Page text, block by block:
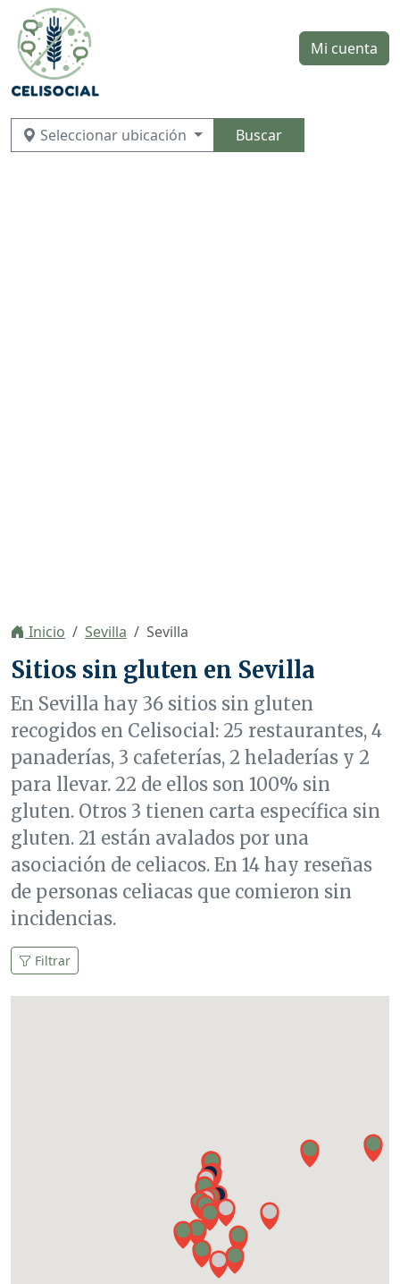
Seleccionar ubicación Buscar
Mi cuenta
Inicio Sevilla Sevilla
Sitios sin gluten en Sevilla
En Sevilla hay 36 sitios sin gluten
recogidos en Celisocial: 25 restaurantes, 4
panaderías, 3 cafeterías, 2 heladerías y 2
para llevar. 22 de ellos son 100% sin
gluten. Otros 3 tienen carta específica sin
gluten. 21 están avalados por una
asociación de celiacos. En 14 hay reseñas
de personas celiacas que comieron sin
incidencias.
Filtrar